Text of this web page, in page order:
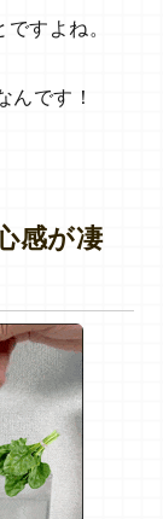
すよね。
んです！
感が凄